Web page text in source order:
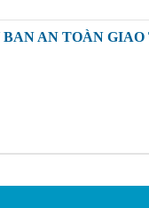
AN TOÀN GIAO